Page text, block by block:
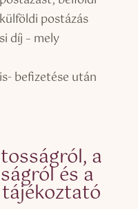
postázás
díj – mely
befizetése után
a
és a